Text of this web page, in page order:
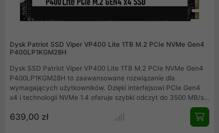
Dysk Patriot SSD Viper VP400 Lite 1TB M.2 PCIe NVMe Gen4
P400LP1KGM28H
Dysk SSD Patriot Viper VP400 Lite 1TB M.2 PCIe NVMe Gen4
P400LP1KGM28H to zaawansowane rozwiązanie dla
wymagających użytkowników. Dzięki interfejsowi PCIe Gen4
x4 i technologii NVMe 1.4 oferuje szybki odczyt do 3500 MB/s i
zapis do 2700 MB/s. Wyposażony w smukły radiator grafenowy
zapewnia efektywne odprowadzanie ciepła. Idealny dla graczy
i profesjonalistów, którzy oczekują niezawodności i wysokiej
639,00 zł